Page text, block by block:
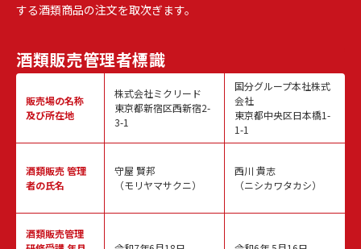
する酒類商品の注文を取次ぎます。
酒類販売管理者標識
販売場の名称
及び所在地
酒類販売管理
者の氏名
酒類販売管理
株式会社ミクリード
東京都新宿区西新宿2-
3-1
守屋 賢邦
（モリヤマサクニ）
国分グループ本社株式
会社
東京都中央区日本橋1-
1-1
西川 貴志
（ニシカワタカシ）